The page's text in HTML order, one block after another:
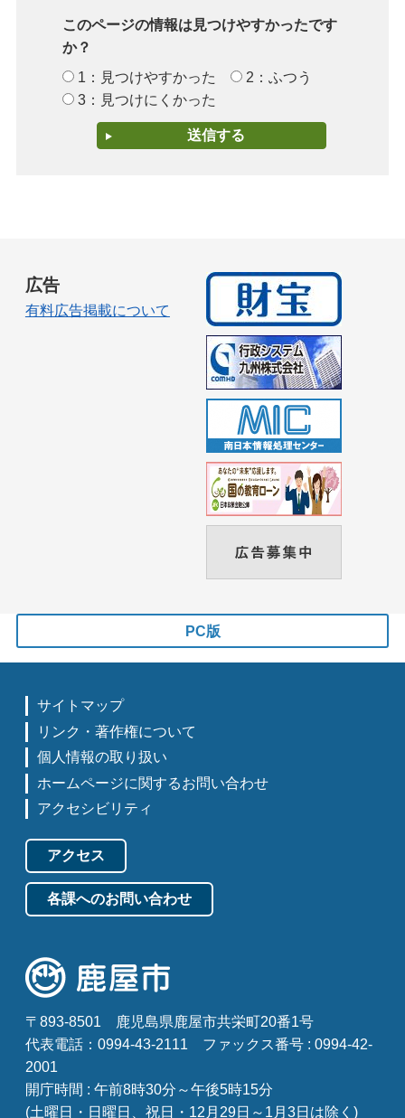
このページの情報は見つけやすかったです
か？
1：見つけやすかった
2：ふつう
3：見つけにくかった
広告
有料広告掲載について
PC版
サイトマップ
リンク・著作権について
個人情報の取り扱い
ホームページに関するお問い合わせ
アクセシビリティ
アクセス
各課へのお問い合わせ
〒893-8501
鹿児島県鹿屋市共栄町20番1号
代表電話：0994-43-2111
ファックス番号 : 0994-42-
2001
開庁時間 : 午前8時30分～午後5時15分
(土曜日・日曜日、祝日・12月29日～1月3日は除く)